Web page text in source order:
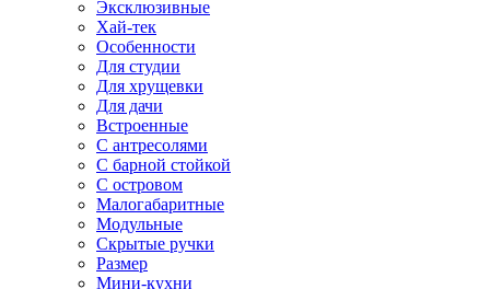
Эксклюзивные
Хай-тек
Особенности
Для студии
Для хрущевки
Для дачи
Встроенные
С антресолями
С барной стойкой
С островом
Малогабаритные
Модульные
Скрытые ручки
Размер
Мини-кухни